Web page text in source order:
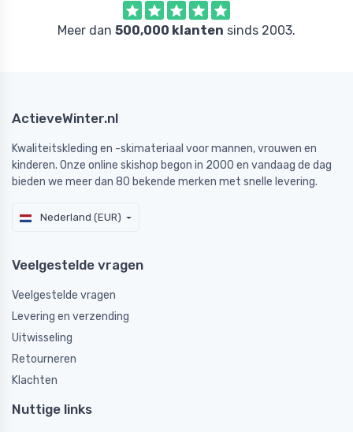
Meer dan 500,000 klanten sinds 2003.
ActieveWinter.nl
Kwaliteitskleding en -skimateriaal voor mannen, vrouwen en
kinderen. Onze online skishop begon in 2000 en vandaag de dag
bieden we meer dan 80 bekende merken met snelle levering.
Nederland (EUR)
Veelgestelde vragen
Veelgestelde vragen
Levering en verzending
Uitwisseling
Retourneren
Klachten
Nuttige links